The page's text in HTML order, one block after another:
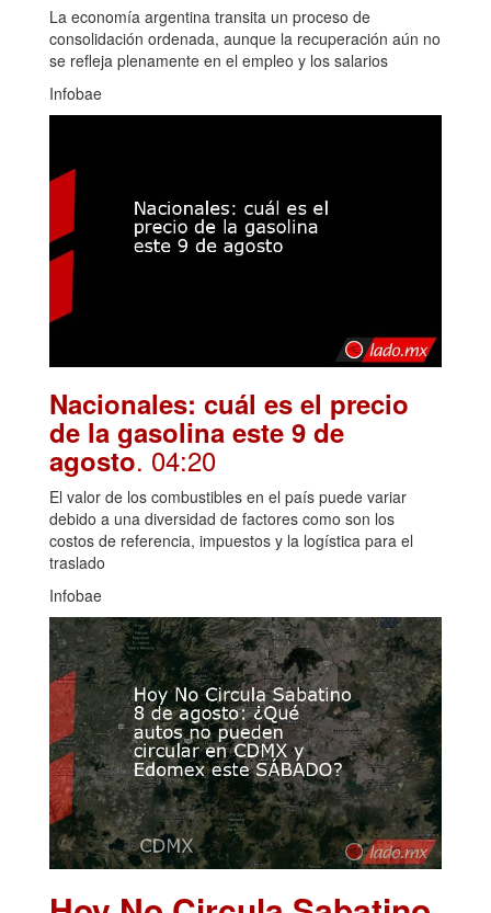
La economía argentina transita un proceso de
consolidación ordenada, aunque la recuperación aún no
se refleja plenamente en el empleo y los salarios
Infobae
Nacionales: cuál es el precio
de la gasolina este 9 de
agosto. 04:20
El valor de los combustibles en el país puede variar
debido a una diversidad de factores como son los
costos de referencia, impuestos y la logística para el
traslado
Infobae